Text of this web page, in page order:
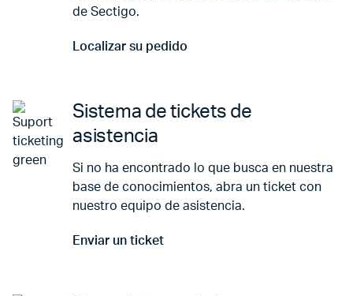
de Sectigo.
Localizar su pedido
Ir a Localizar su pedido
Sistema de tickets de
asistencia
Si no ha encontrado lo que busca en nuestra
base de conocimientos, abra un ticket con
nuestro equipo de asistencia.
Enviar un ticket
Ir a Enviar un ticket